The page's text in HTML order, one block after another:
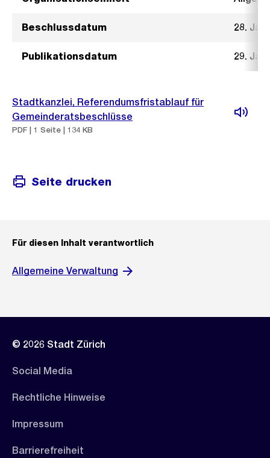
Beschlussdatum 28.
Publikationsdatum 29.
Stadtkanzlei, Referendumsfristablauf für
Gemeinderatsbeschlüsse
PDF | 1 Seite | 134 KB
Seite drucken
Für diesen Inhalt verantwortlich
Allgemeine Verwaltung
© 2026 Stadt Zürich
Social Media
Rechtliche Hinweise
Impressum
Barrierefreiheit